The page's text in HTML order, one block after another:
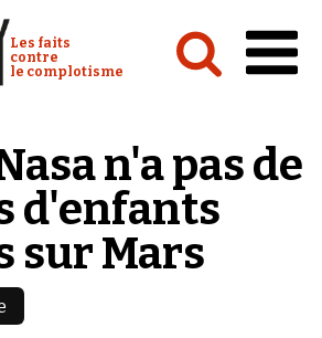
Conspiracy Watch :
Les faits
contre
le complotisme
n'a pas de
d'enfants
sur Mars